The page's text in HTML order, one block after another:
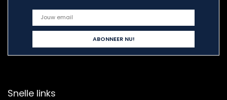
Snelle links